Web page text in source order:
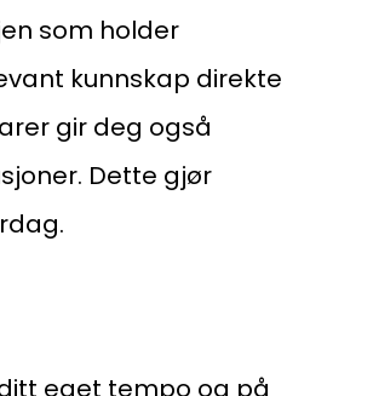
Kontaktinformasjon:
adm@norsktakst.no
22 08 76 00
Pb. 1516 Vika, 0117 OSLO
som holder
kunnskap direkte
gir deg også
Dette gjør
eget tempo og på